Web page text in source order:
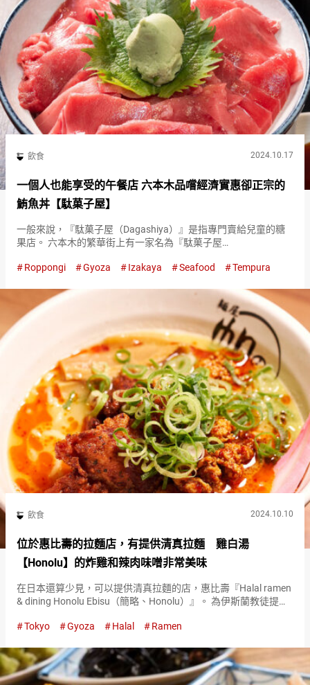
飲食 2024.10.17
一個人也能享受的午餐店 六本木品嚐經濟實惠卻正宗的
鮪魚丼【駄菓子屋】
一般來說，『駄菓子屋（Dagashiya）』是指專門賣給兒童的糖
果店。 六本木的繁華街上有一家名為『駄菓子屋
方」，這是店主命名『駄菓子屋（Dagashiya）』的初衷。 晚餐
Roppongi Gyoza Izakaya Seafood Tempura
飲食 2024.10.10
位於惠比壽的拉麵店，有提供清真拉麵 雞白湯
【Honolu】的炸雞和辣肉味噌非常美味
在日本還算少見，可以提供清真拉麵的店，惠比壽『Halal ramen
& dining Honolu Ebisu（簡略、Honolu）』。 為伊斯蘭教徒提供
（Special R…
Tokyo Gyoza Halal Ramen